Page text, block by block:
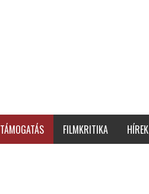
TÁMOGATÁS FILMKRITIKA